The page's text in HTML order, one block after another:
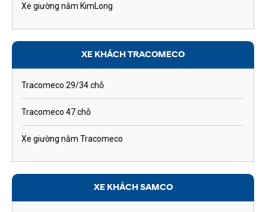
Xe giường nằm KimLong
XE KHÁCH TRACOMECO
Tracomeco 29/34 chỗ
Tracomeco 47 chỗ
Xe giường nằm Tracomeco
XE KHÁCH SAMCO